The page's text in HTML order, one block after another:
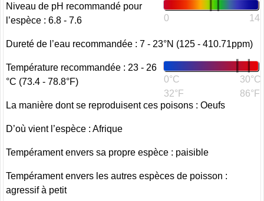
0 14
Niveau de pH recommandé pour
l’espèce : 6.8 - 7.6
Dureté de l’eau recommandée : 7 - 23°N (125 - 410.71ppm)
0°C
32°F
30°C
86°F
Température recommandée : 23 - 26
°C (73.4 - 78.8°F)
La manière dont se reproduisent ces poisons : Oeufs
D’où vient l’espèce : Afrique
Tempérament envers sa propre espèce : paisible
Tempérament envers les autres espèces de poisson :
agressif à petit